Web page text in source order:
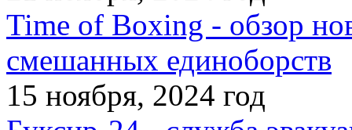
Time of Boxing - обзор
смешанных единоборств
15 ноября, 2024 год